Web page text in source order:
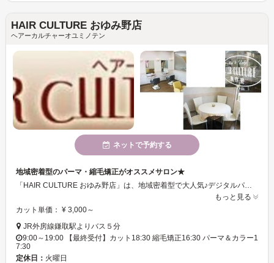
HAIR CULTURE おゆみ野店
ヘアーカルチャーオユミノテン
ネットで予約する
地域密着型のパーマ・縮毛矯正がオススメサロン★
「HAIR CULTURE おゆみ野店」は、地域密着型で大人気♪デジタルパーマ・縮毛矯正が特に得意で、その技術には驚かされるはず☆元気で明るいスタッフが、アナタのご来店をお待ちしております！！
もっと見る
カット単価： ¥ 3,000～
JR外房線鎌取駅よりバス５分
9:00～19:00 【最終受付】カット18:30 縮毛矯正16:30 パーマ＆カラー1
7:30
定休日： 火曜日